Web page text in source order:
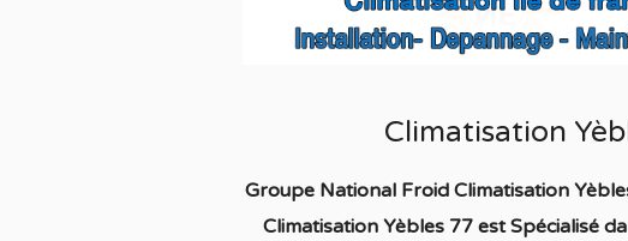
Climatisation
Groupe National Froid Climatisation
Climatisation Yèbles 77 est Spécialisé